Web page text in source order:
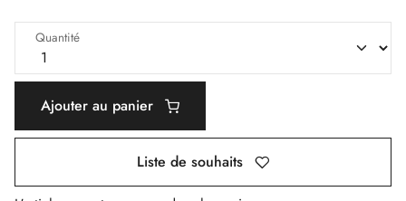
Quantité
Ajouter au panier
Liste de souhaits